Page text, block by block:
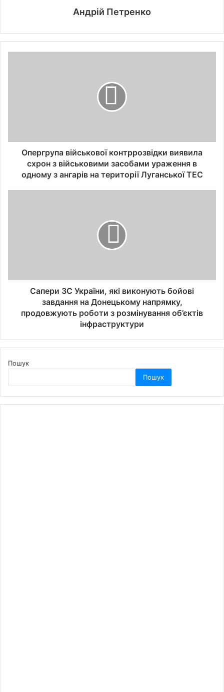
Андрій Петренко
Опергрупа військової контррозвідки виявила
схрон з військовими засобами ураження в
одному з ангарів на території Луганської ТЕС
Сапери ЗС України, які виконують бойові
завдання на Донецькому напрямку,
продовжують роботи з розмінування об’єктів
інфраструктури
Пошук
Пошук